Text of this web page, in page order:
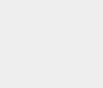
puede brindarte una